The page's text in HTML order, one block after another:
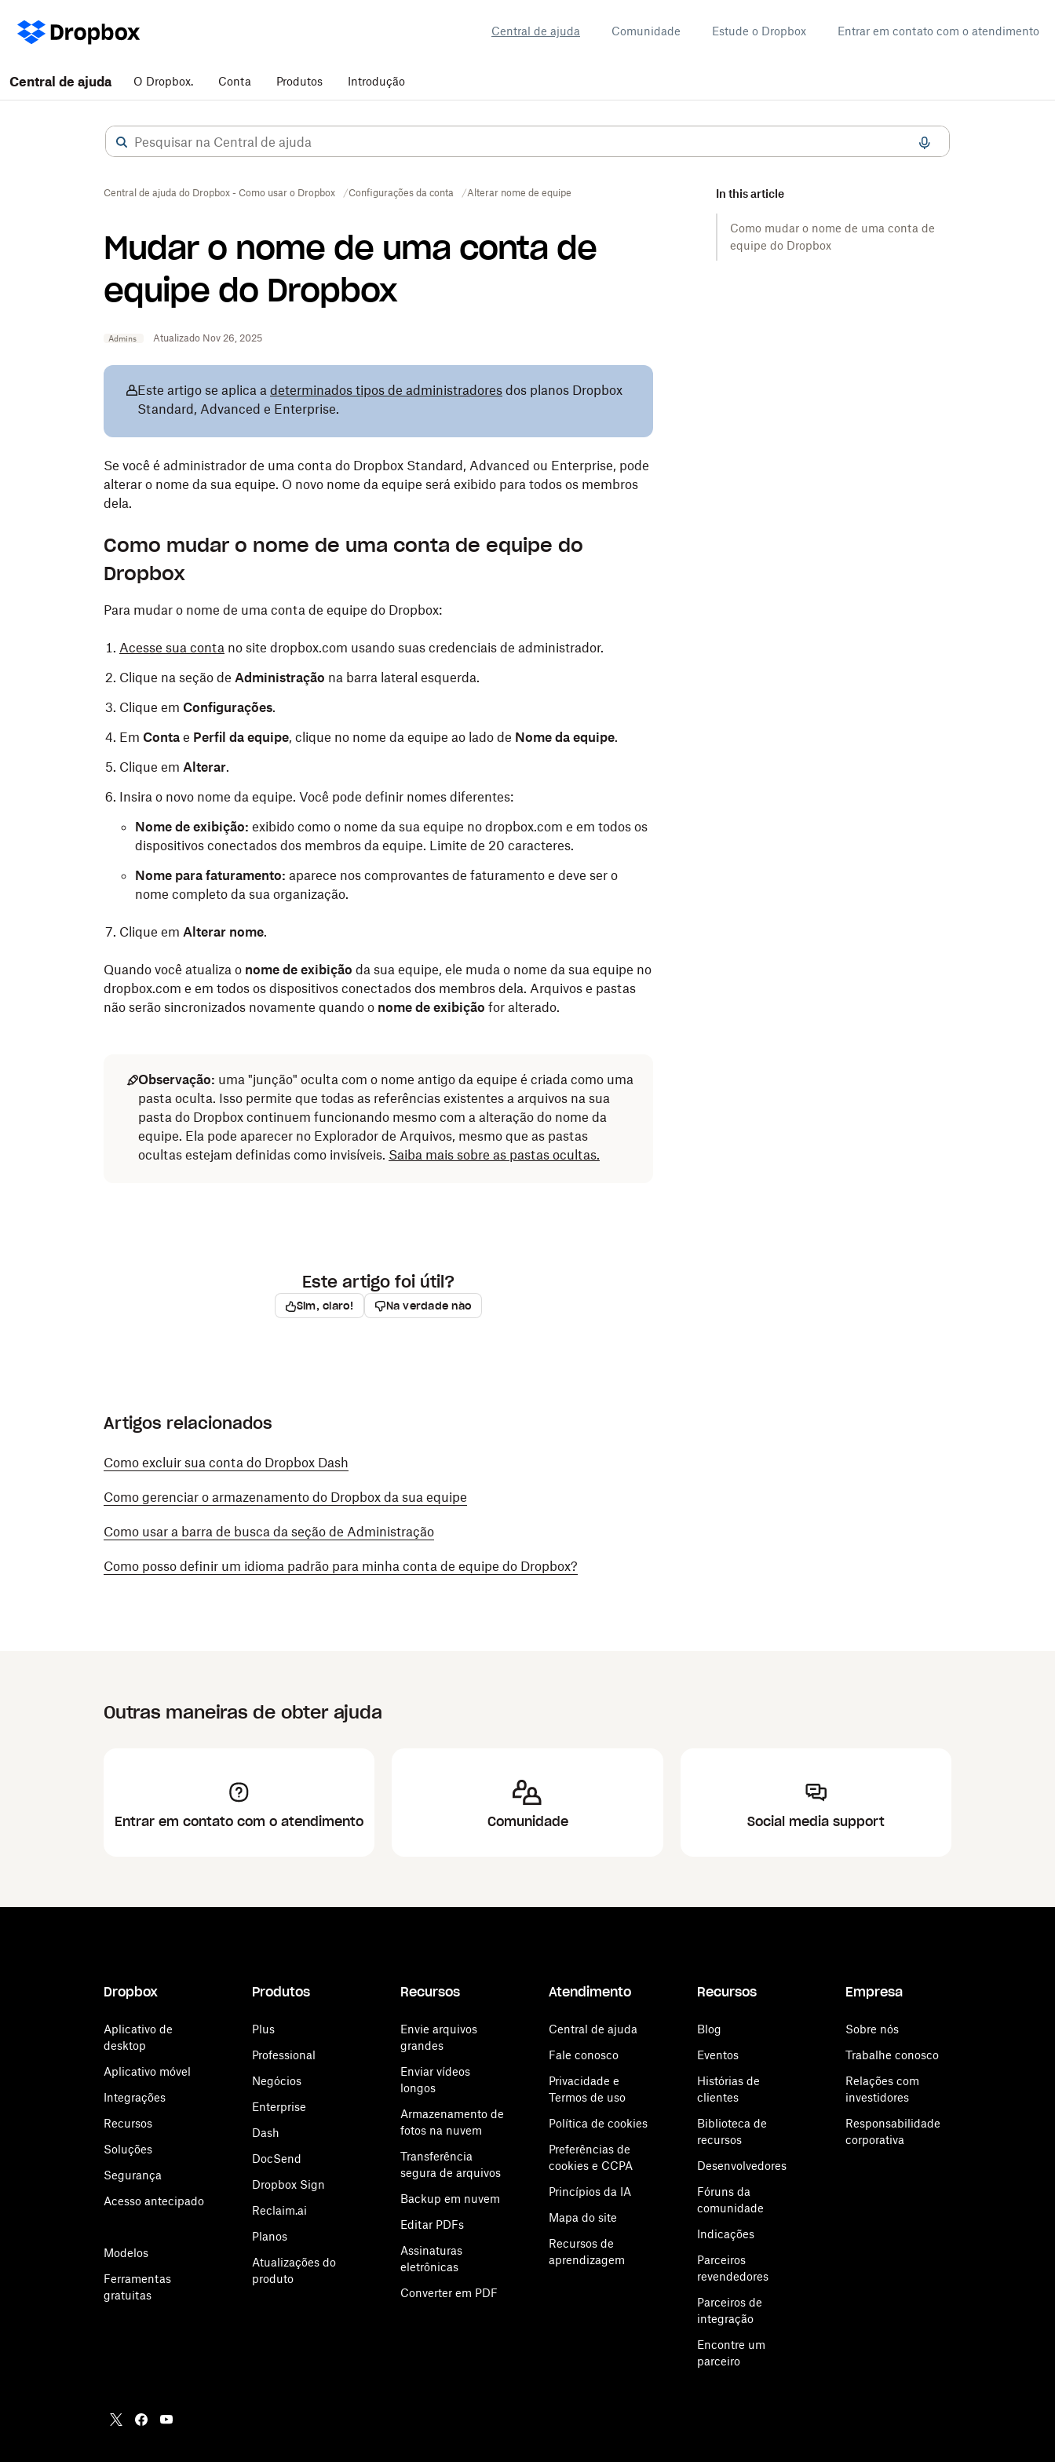
Central de ajuda Comunidade Estude o Dropbox Entrar em contato com o atendimento
Central de ajuda O Dropbox. Conta Produtos Introdução
Central de ajuda do Dropbox - Como usar o Dropbox Configurações da conta Alterar nome de equipe
Mudar o nome de uma conta de
equipe do Dropbox
Admins Atualizado Nov 26, 2025
In this article
Como mudar o nome de uma conta de
equipe do Dropbox
Este artigo se aplica a determinados tipos de administradores dos planos Dropbox
Standard, Advanced e Enterprise.
Se você é administrador de uma conta do Dropbox Standard, Advanced ou Enterprise, pode
alterar o nome da sua equipe. O novo nome da equipe será exibido para todos os membros
dela.
Como mudar o nome de uma conta de equipe do
Dropbox
Para mudar o nome de uma conta de equipe do Dropbox:
Acesse sua conta no site dropbox.com usando suas credenciais de administrador.
Clique na seção de Administração na barra lateral esquerda.
Clique em Configurações.
Em Conta e Perfil da equipe, clique no nome da equipe ao lado de Nome da equipe.
Clique em Alterar.
Insira o novo nome da equipe. Você pode definir nomes diferentes:
Nome de exibição: exibido como o nome da sua equipe no dropbox.com e em todos os
dispositivos conectados dos membros da equipe. Limite de 20 caracteres.
Nome para faturamento: aparece nos comprovantes de faturamento e deve ser o
nome completo da sua organização.
Clique em Alterar nome.
Quando você atualiza o nome de exibição da sua equipe, ele muda o nome da sua equipe no
dropbox.com e em todos os dispositivos conectados dos membros dela. Arquivos e pastas
não serão sincronizados novamente quando o nome de exibição for alterado.
Observação: uma "junção" oculta com o nome antigo da equipe é criada como uma
pasta oculta. Isso permite que todas as referências existentes a arquivos na sua
pasta do Dropbox continuem funcionando mesmo com a alteração do nome da
equipe. Ela pode aparecer no Explorador de Arquivos, mesmo que as pastas
ocultas estejam definidas como invisíveis. Saiba mais sobre as pastas ocultas.
Este artigo foi útil?
Sim, claro! Na verdade não
Artigos relacionados
Como excluir sua conta do Dropbox Dash
Como gerenciar o armazenamento do Dropbox da sua equipe
Como usar a barra de busca da seção de Administração
Como posso definir um idioma padrão para minha conta de equipe do Dropbox?
Outras maneiras de obter ajuda
Entrar em contato com o atendimento Comunidade Social media support
Dropbox
Aplicativo de
desktop
Aplicativo móvel
Integrações
Recursos
Soluções
Segurança
Acesso antecipado
Modelos
Ferramentas
gratuitas
Produtos
Plus
Professional
Negócios
Enterprise
Dash
DocSend
Dropbox Sign
Reclaim.ai
Planos
Atualizações do
produto
Recursos
Envie arquivos
grandes
Enviar vídeos
longos
Armazenamento de
fotos na nuvem
Transferência
segura de arquivos
Backup em nuvem
Editar PDFs
Assinaturas
eletrônicas
Converter em PDF
Atendimento
Central de ajuda
Fale conosco
Privacidade e
Termos de uso
Política de cookies
Preferências de
cookies e CCPA
Princípios da IA
Mapa do site
Recursos de
aprendizagem
Recursos
Blog
Eventos
Histórias de
clientes
Biblioteca de
recursos
Desenvolvedores
Fóruns da
comunidade
Indicações
Parceiros
revendedores
Parceiros de
integração
Encontre um
parceiro
Empresa
Sobre nós
Trabalhe conosco
Relações com
investidores
Responsabilidade
corporativa